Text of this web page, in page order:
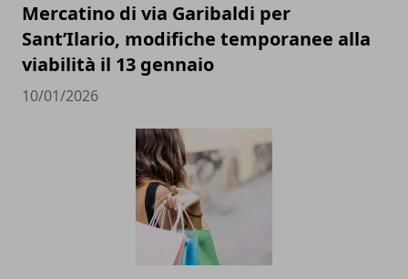
Mercatino di via Garibaldi per
Sant’Ilario, modifiche temporanee alla
viabilità il 13 gennaio
10/01/2026